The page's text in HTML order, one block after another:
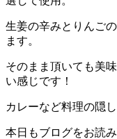
生姜の辛みとりんご
ます。
そのまま頂いても美
い感じです！
カレーなど料理の隠
本日もブログをお読